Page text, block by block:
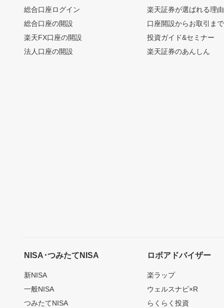
総合口座ログイン
総合口座の開設
楽天FX口座の開設
法人口座の開設
楽天証券が選ばれる理由
口座開設からお取引ま
投資ガイド&セミナー
楽天証券のあんしん
NISA･つみたてNISA
新NISA
一般NISA
つみたてNISA
ロボアドバイザー
楽ラップ
ウェルスナビ×R
らくらく投資